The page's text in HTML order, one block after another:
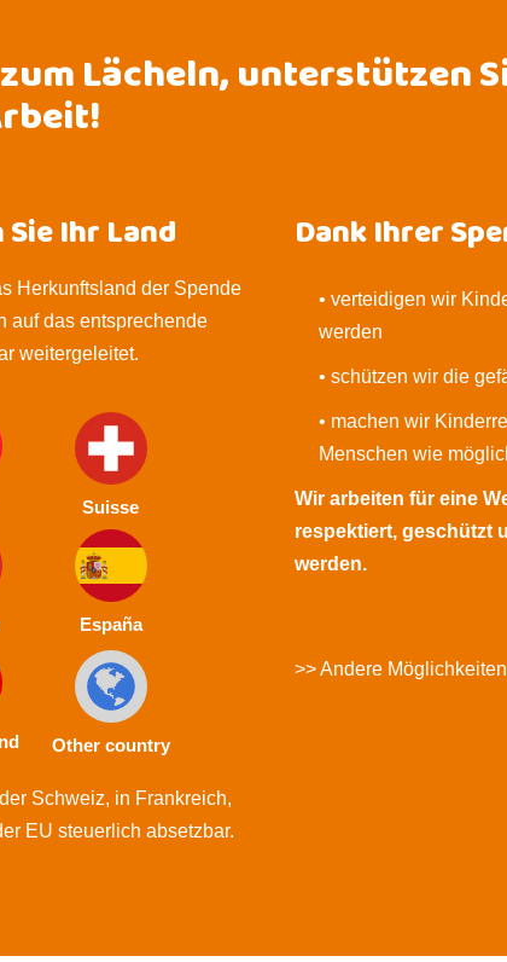
Lächeln, unterstützen
Ihr Land
Herkunftsland der Spende
auf das entsprechende
weitergeleitet.
Suisse
España
Other country
Schweiz, in Frankreich,
EU steuerlich absetzbar.
Dank Ihrer
• verteidigen wir
werden
• schützen wir die
• machen wir
Menschen wie
Wir arbeiten für eine
respektiert, geschützt
werden.
>> Andere